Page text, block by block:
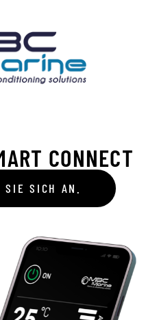
CONNECT
SIE SICH AN.